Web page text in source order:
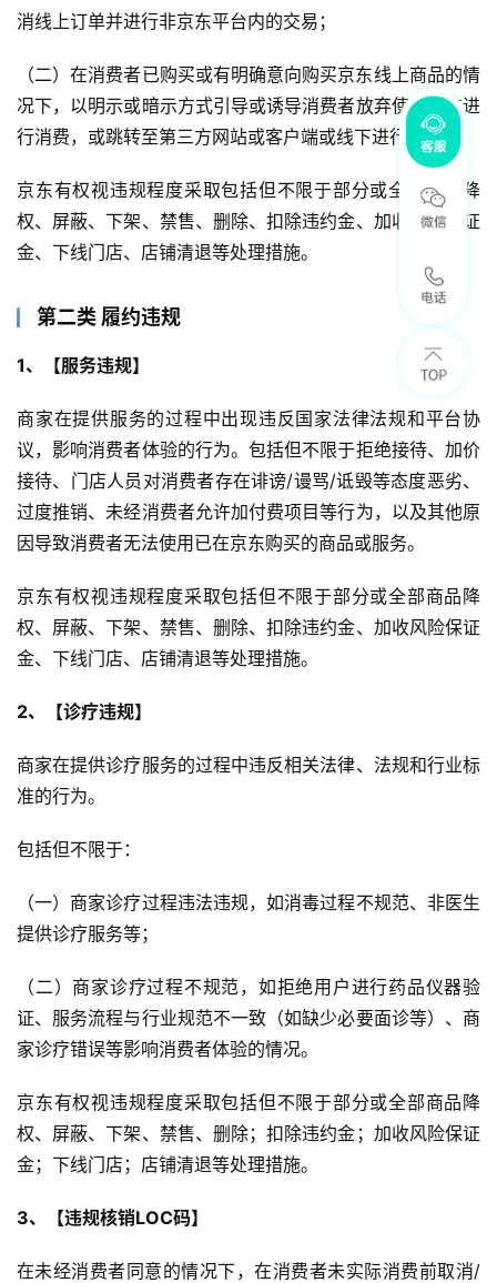
消线上订单并进行非京东平台内的交易；
（二）在消费者已购买或有明确意向购买京东线上商品­­­­­的情
况下，以明示或暗示方式引导或诱导消费者放弃使用京东进
行消费，或跳转至第三方网站或客户端或线下进行交易。
京东有权视违规程度采取包括但不限于部分或全部商品降
权、屏蔽、下架、禁售、删除、扣除违约金、加收风险保证
金、下线门店、店铺清退等处理措施。
第二类 履约违规
1、【服务违规】
商家在提供服务的过程中出现违反国家法律法规和平台协
议，影响消费者体验的行为。包括但不限于拒绝接待、加价
接待、门店人员对消费者存在诽谤/谩骂/诋毁等态度恶劣、
过度推销、未经消费者允许加付费项目等行为，以及其他原
因导致消费者无法使用已在京东购买的商品或服务。
京东有权视违规程度采取包括但不限于部分或全部商品降
权、屏蔽、下架、禁售、删除、扣除违约金、加收风险保证
金、下线门店、店铺清退等处理措施。
2、【诊疗违规】
商家在提供诊疗服务的过程中违反相关法律、法规和行业标
准的行为。
包括但不限于：
（一）商家诊疗过程违法违规，如消毒过程不规范、非医生
提供诊疗服务等；
（二）商家诊疗过程不规范，如拒绝用户进行药品仪器验
证、服务流程与行业规范不一致（如缺少必要面诊等）、商
家诊疗错误等影响消费者体验的情况。
京东有权视违规程度采取包括但不限于部分或全部商品降
权、屏蔽、下架、禁售、删除；扣除违约金；加收风险保证
金；下线门店；店铺清退等处理措施。
3、【违规核销LOC码】
在未经消费者同意的情况下，在消费者未实际消费前取消/